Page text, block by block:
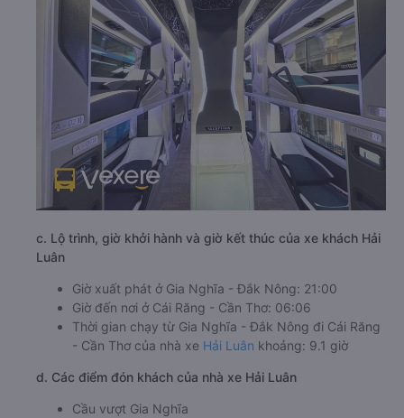
c. Lộ trình, giờ khởi hành và giờ kết thúc của xe khách Hải
Luân
Giờ xuất phát ở Gia Nghĩa - Đắk Nông: 21:00
Giờ đến nơi ở Cái Răng - Cần Thơ: 06:06
Thời gian chạy từ Gia Nghĩa - Đắk Nông đi Cái Răng
- Cần Thơ của nhà xe Hải Luân khoảng: 9.1 giờ
d. Các điểm đón khách của nhà xe Hải Luân
Cầu vượt Gia Nghĩa